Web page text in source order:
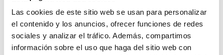
Las cookies de este sitio web se usan para personalizar
el contenido y los anuncios, ofrecer funciones de redes
sociales y analizar el tráfico. Además, compartimos
información sobre el uso que haga del sitio web con
MEA. En cuanto al diseño, contará con
voladizos más cortos y dispondrá de una
batalla más larga respecto al Clase S, a fin de